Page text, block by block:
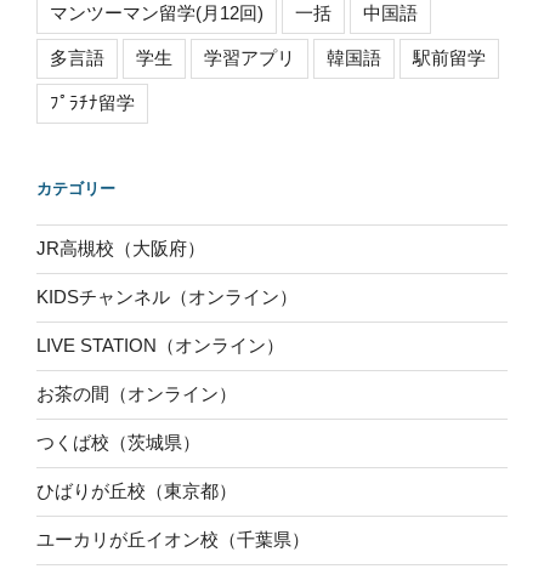
マンツーマン留学(月12回) 一括 中国語
多言語 学生 学習アプリ 韓国語 駅前留学
ﾌﾟﾗﾁﾅ留学
カテゴリー
JR高槻校（大阪府）
KIDSチャンネル（オンライン）
LIVE STATION（オンライン）
お茶の間（オンライン）
つくば校（茨城県）
ひばりが丘校（東京都）
ユーカリが丘イオン校（千葉県）